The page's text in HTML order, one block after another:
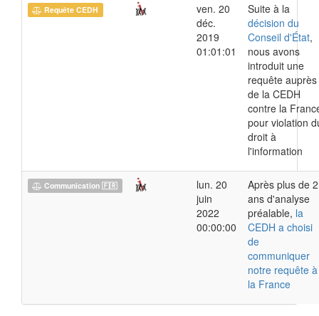
Requête CEDH
ven. 20
déc.
2019
01:01:01
Suite à la
décision du
Conseil d'État,
nous avons
introduit une
requête auprès
de la CEDH
contre la
pour violation
droit à
l'information
Communication 🇫🇷
lun. 20
juin
2022
00:00:00
Après plus de 2
ans d'analyse
préalable, la
CEDH a choisi
de
communiquer
notre requête à
la France